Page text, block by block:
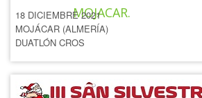
MOJACAR.
18 DICIEMBRE 2021
MOJÁCAR (ALMERÍA)
DUATLÓN CROS